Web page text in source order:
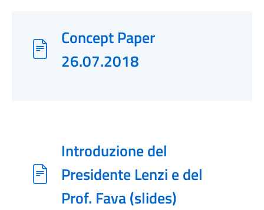
Concept Paper
26.07.2018
Introduzione del
Presidente Lenzi e del
Prof. Fava (slides)